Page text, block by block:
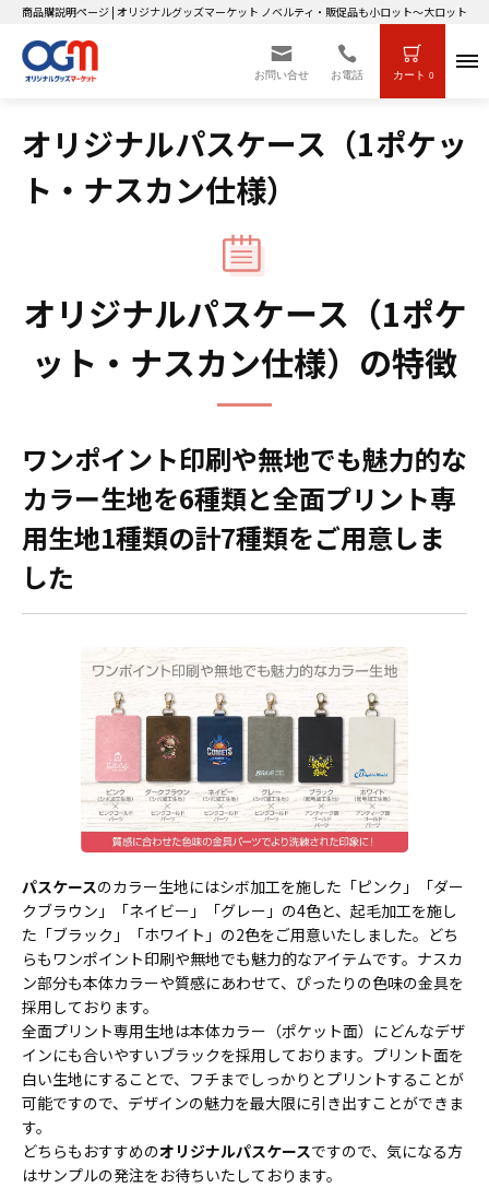
商品購説明ページ | オリジナルグッズマーケット ノベルティ・販促品も小ロット～大ロットま
お問い合せ お電話 カート 0
オリジナルパスケース（1ポケッ
ト・ナスカン仕様）
オリジナルパスケース（1ポケ
ット・ナスカン仕様）の特徴
ワンポイント印刷や無地でも魅力的な
カラー生地を6種類と全面プリント専
用生地1種類の計7種類をご用意しま
した
パスケースのカラー生地にはシボ加工を施した「ピンク」「ダー
クブラウン」「ネイビー」「グレー」の4色と、起毛加工を施し
た「ブラック」「ホワイト」の2色をご用意いたしました。どち
らもワンポイント印刷や無地でも魅力的なアイテムです。ナスカ
ン部分も本体カラーや質感にあわせて、ぴったりの色味の金具を
採用しております。
全面プリント専用生地は本体カラー（ポケット面）にどんなデザ
インにも合いやすいブラックを採用しております。プリント面を
白い生地にすることで、フチまでしっかりとプリントすることが
可能ですので、デザインの魅力を最大限に引き出すことができま
す。
どちらもおすすめのオリジナルパスケースですので、気になる方
はサンプルの発注をお待ちいたしております。